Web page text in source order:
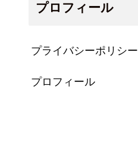
プロフィール
プライバシーポリシー
プロフィール